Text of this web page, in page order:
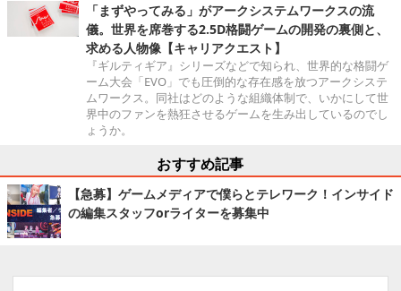
「まずやってみる」がアークシステムワークスの流
儀。世界を席巻する2.5D格闘ゲームの開発の裏側と、
求める人物像【キャリアクエスト】
『ギルティギア』シリーズなどで知られ、世界的な格闘ゲ
ーム大会「EVO」でも圧倒的な存在感を放つアークシステ
ムワークス。同社はどのような組織体制で、いかにして世
界中のファンを熱狂させるゲームを生み出しているのでし
ょうか。
おすすめ記事
【急募】ゲームメディアで僕らとテレワーク！インサイド
の編集スタッフorライターを募集中